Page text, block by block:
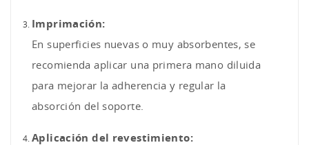
Imprimación:
En superficies nuevas o muy absorbentes, se
recomienda aplicar una primera mano diluida
para mejorar la adherencia y regular la
absorción del soporte.
Aplicación del revestimiento: